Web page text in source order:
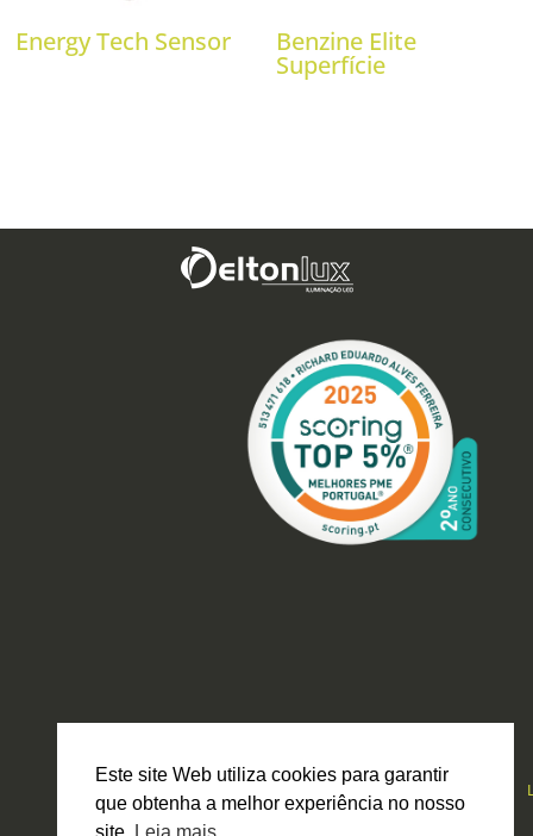
Energy Tech Sensor Benzine Elite
Superfície
Este site Web utiliza cookies para garantir
que obtenha a melhor experiência no nosso